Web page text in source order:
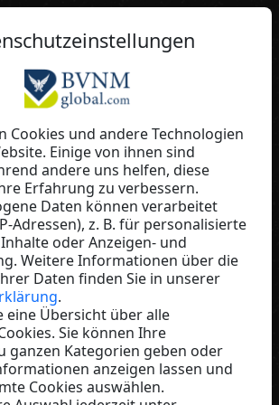
DE
Kurt Fink
Kfink
Austria
Cookies und andere Technologien
Einige von ihnen sind
andere uns helfen, diese
Erfahrung zu verbessern.
Daten können verarbeitet
Adressen), z. B. für personalisierte
oder Anzeigen- und
Weitere Informationen über die
Daten finden Sie in unserer
.
eine Übersicht über alle
Sie können Ihre
ganzen Kategorien geben oder
anzeigen lassen und
Cookies auswählen.